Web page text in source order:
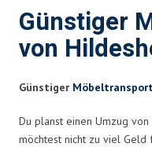
Günstiger
von
Günstiger
Du planst einen Umzug
möchtest nicht zu viel